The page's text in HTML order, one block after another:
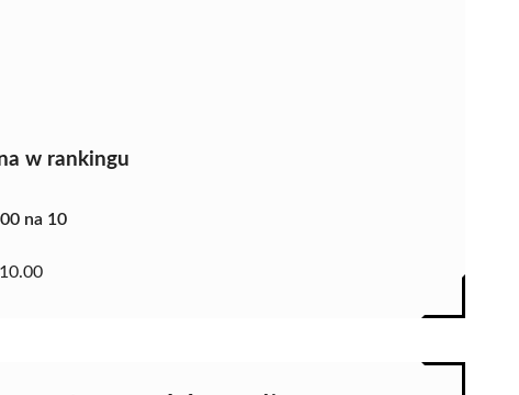
w rankingu
na 10
10.00